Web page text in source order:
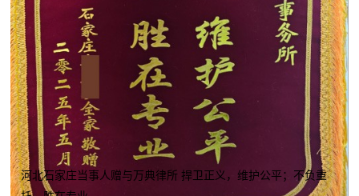
河北石家庄当事人赠与万典律所 捍卫正义，维护公平；不负重